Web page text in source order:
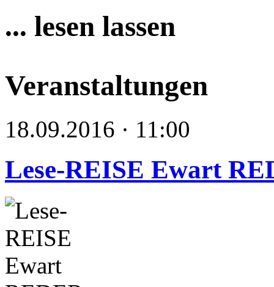
... lesen lassen
Veranstaltungen
18.09.2016 · 11:00
Lese-REISE Ewart